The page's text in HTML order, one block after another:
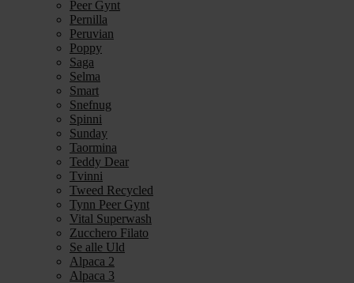
Peer Gynt
Pernilla
Peruvian
Poppy
Saga
Selma
Smart
Snefnug
Spinni
Sunday
Taormina
Teddy Dear
Tvinni
Tweed Recycled
Tynn Peer Gynt
Vital Superwash
Zucchero Filato
Se alle Uld
Alpaca 2
Alpaca 3